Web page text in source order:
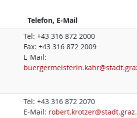
Telefon, E-Mail
Tel:+43 316 872 2000
Fax:+43 316 872 2009
E-Mail:
Tel:+43 316 872 2070
E-Mail: